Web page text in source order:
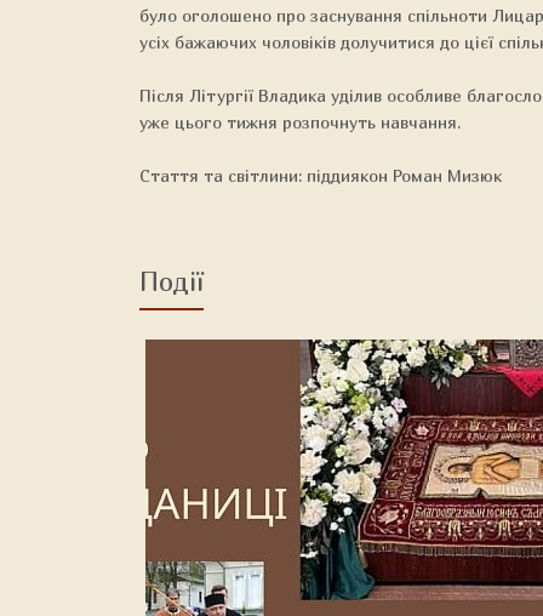
було оголошено про заснування спільноти
усіх бажаючих чоловіків долучитися до цієї
Після Літургії Владика уділив особливе
уже цього тижня розпочнуть навчання.
Стаття та світлини: піддиякон Роман Мизюк
Події